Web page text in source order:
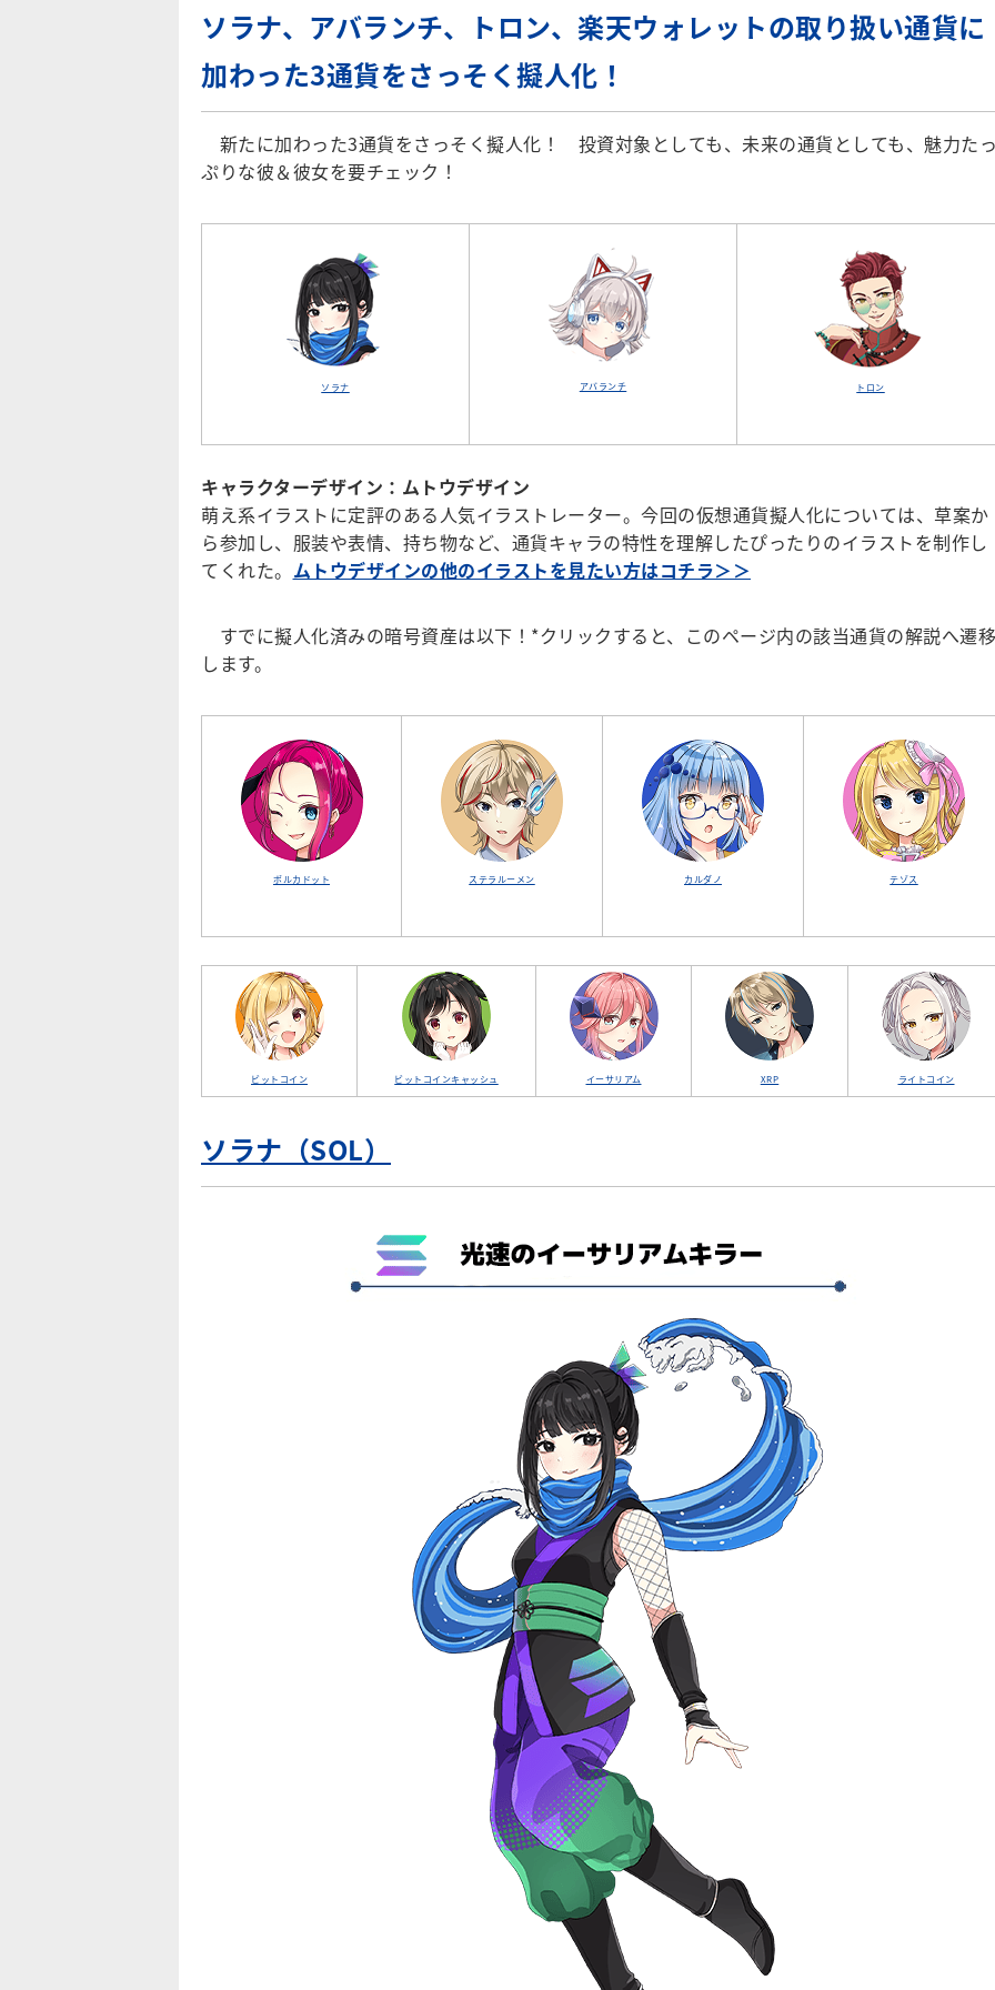
ソラナ、アバランチ、トロン、楽天ウォレットの取り扱い通貨に
加わった3通貨をさっそく擬人化！
新たに加わった3通貨をさっそく擬人化！ 投資対象としても、未来の通貨としても、魅力た
ぷりな彼＆彼女を要チェック！
ソラナ アバランチ トロン
キャラクターデザイン：ムトウデザイン
萌え系イラストに定評のある人気イラストレーター。今回の仮想通貨擬人化については、草案か
ら参加し、服装や表情、持ち物など、通貨キャラの特性を理解したぴったりのイラストを制作し
てくれた。 ムトウデザインの他のイラストを見たい方はコチラ＞＞
すでに擬人化済みの暗号資産は以下！*クリックすると、このページ内の該当通貨の解説へ遷移
します。
ポルカドット ステラルーメン カルダノ テゾス
ビットコイン ビットコインキャッシュ イーサリアム XRP ライトコイン
ソラナ（SOL）